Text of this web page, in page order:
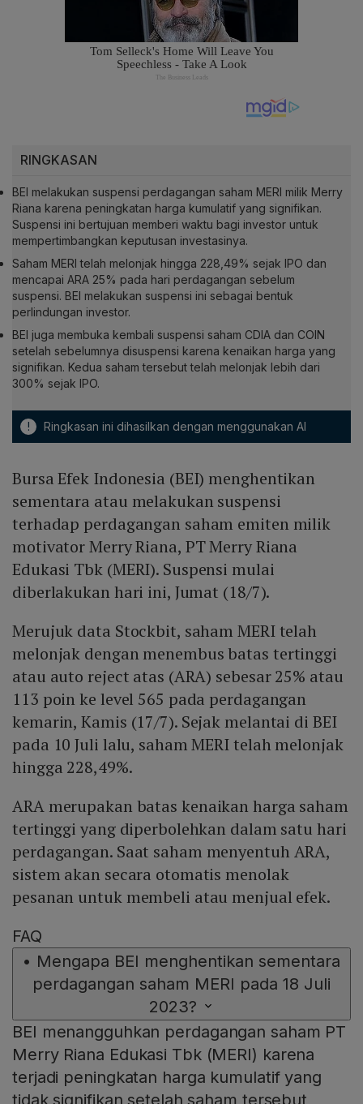
RINGKASAN
BEI melakukan suspensi perdagangan saham MERI milik Merry
Riana karena peningkatan harga kumulatif yang signifikan.
Suspensi ini bertujuan memberi waktu bagi investor untuk
mempertimbangkan keputusan investasinya.
Saham MERI telah melonjak hingga 228,49% sejak IPO dan
mencapai ARA 25% pada hari perdagangan sebelum
suspensi. BEI melakukan suspensi ini sebagai bentuk
perlindungan investor.
BEI juga membuka kembali suspensi saham CDIA dan COIN
setelah sebelumnya disuspensi karena kenaikan harga yang
signifikan. Kedua saham tersebut telah melonjak lebih dari
300% sejak IPO.
! Ringkasan ini dihasilkan dengan menggunakan AI
Bursa Efek Indonesia (BEI) menghentikan
sementara atau melakukan suspensi
terhadap perdagangan saham emiten milik
motivator Merry Riana, PT Merry Riana
Edukasi Tbk (MERI). Suspensi mulai
diberlakukan hari ini, Jumat (18/7).
Merujuk data Stockbit, saham MERI telah
melonjak dengan menembus batas tertinggi
atau auto reject atas (ARA) sebesar 25% atau
113 poin ke level 565 pada perdagangan
kemarin, Kamis (17/7). Sejak melantai di BEI
pada 10 Juli lalu, saham MERI telah melonjak
hingga 228,49%.
ARA merupakan batas kenaikan harga saham
tertinggi yang diperbolehkan dalam satu hari
perdagangan. Saat saham menyentuh ARA,
sistem akan secara otomatis menolak
pesanan untuk membeli atau menjual efek.
FAQ
• Mengapa BEI menghentikan sementara
perdagangan saham MERI pada 18 Juli
2023?
BEI menangguhkan perdagangan saham PT
Merry Riana Edukasi Tbk (MERI) karena
terjadi peningkatan harga kumulatif yang